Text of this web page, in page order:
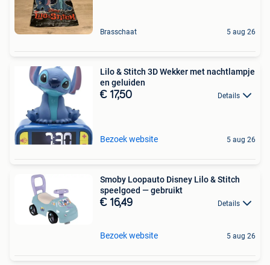
Brasschaat 5 aug 26
Lilo & Stitch 3D Wekker met nachtlampje
en geluiden
€ 17,50 Details
Bezoek website 5 aug 26
Smoby Loopauto Disney Lilo & Stitch
speelgoed — gebruikt
€ 16,49 Details
Bezoek website 5 aug 26